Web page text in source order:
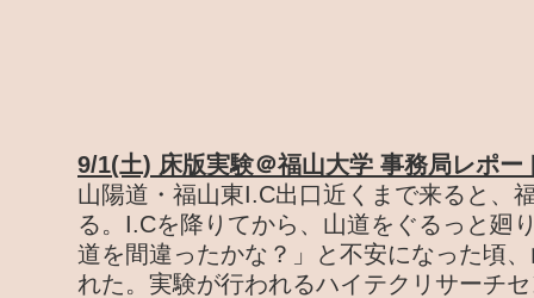
9/1(土) 床版実験＠福山大学 事務局レポー
山陽道・福山東I.C出口近くまで来ると、
る。I.Cを降りてから、山道をぐるっと廻
道を間違ったかな？」と不安になった頃
れた。実験が行われるハイテクリサーチ